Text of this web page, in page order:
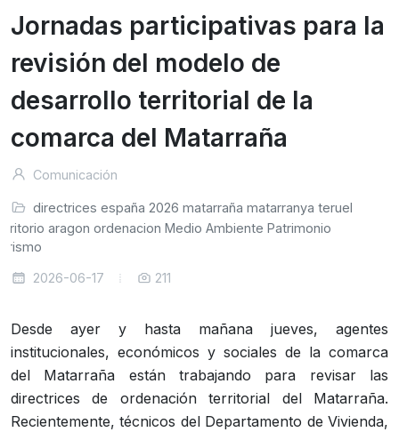
Jornadas participativas para la
revisión del modelo de
desarrollo territorial de la
comarca del Matarraña
Comunicación
directrices españa 2026 matarraña matarranya teruel
aragon ordenacion Medio Ambiente Patrimonio
2026-06-17 211
Desde ayer y hasta mañana jueves, agentes
institucionales, económicos y sociales de la comarca
del Matarraña están trabajando para revisar las
directrices de ordenación territorial del Matarraña.
Recientemente, técnicos del Departamento de Vivienda,